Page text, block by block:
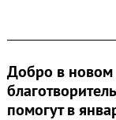
Добро в новом
помогут в